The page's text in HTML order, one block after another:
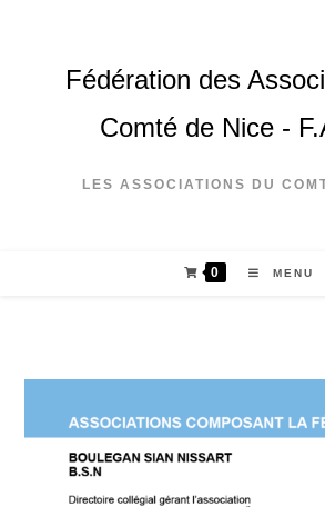
Fédération des
Comté de Nice -
LES ASSOCIATIONS DU
0 MENU